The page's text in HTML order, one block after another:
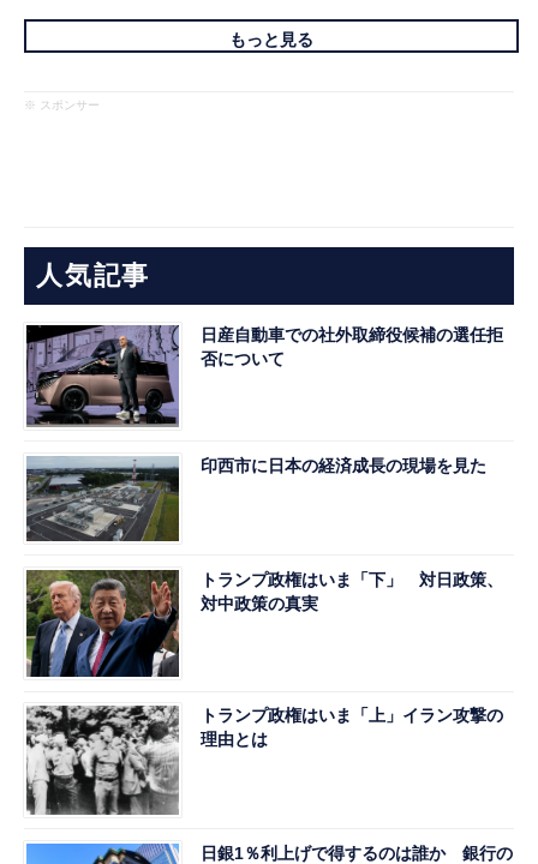
もっと見る
※ スポンサー
人気記事
日産自動車での社外取締役候補の選任拒
否について
印西市に日本の経済成長の現場を見た
トランプ政権はいま「下」 対日政策、
対中政策の真実
トランプ政権はいま「上」イラン攻撃の
理由とは
日銀1％利上げで得するのは誰か 銀行の